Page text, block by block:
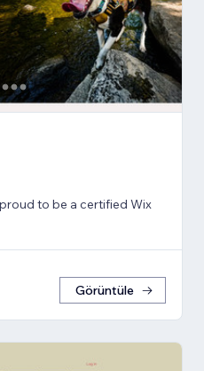
to be a certified Wix
Görüntüle